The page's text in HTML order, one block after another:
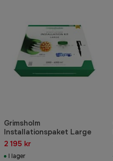
Grimsholm
Installationspaket Large
2 195 kr
I lager